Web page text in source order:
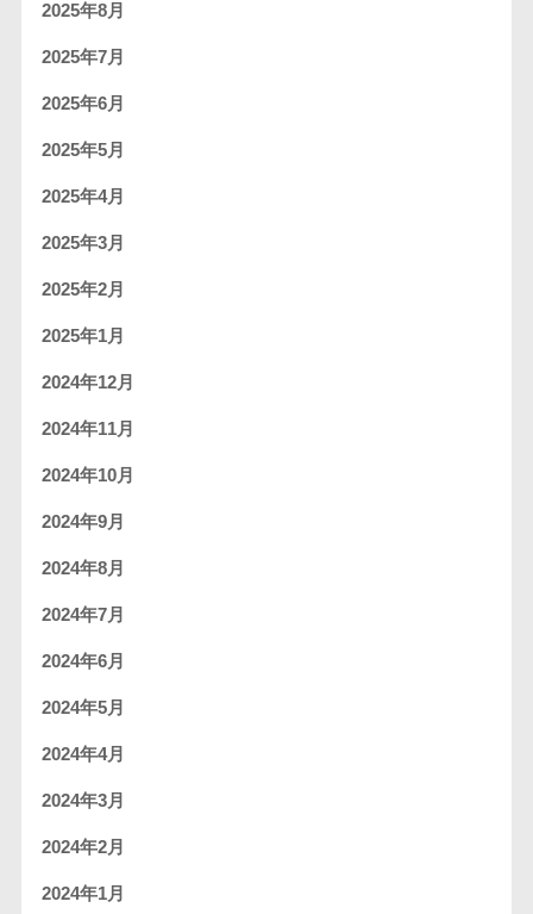
2025年8月
2025年7月
2025年6月
2025年5月
2025年4月
2025年3月
2025年2月
2025年1月
2024年12月
2024年11月
2024年10月
2024年9月
2024年8月
2024年7月
2024年6月
2024年5月
2024年4月
2024年3月
2024年2月
2024年1月